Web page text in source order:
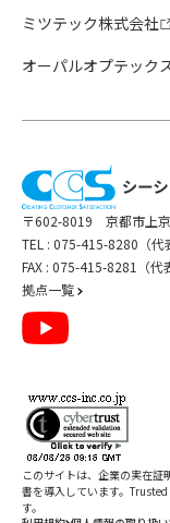
ミツテック株式会社
オーパルオプテック
〒602-8019 京都市上
TEL : 075-415-8280（代
FAX : 075-415-8281（代
拠点一覧
このサイトは、企業の実在
書を導入しています。
す。